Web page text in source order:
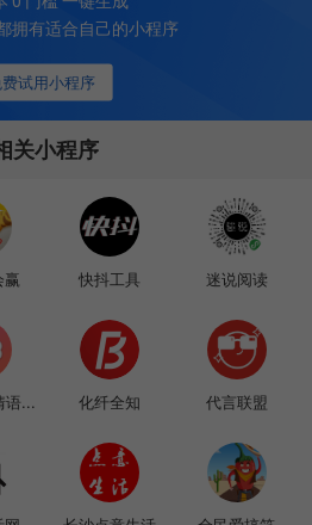
试用小程序
拥有适合自己的小程序
关小程序
赢 快抖工具 迷说阅读
语... 化纤全知 代言联盟